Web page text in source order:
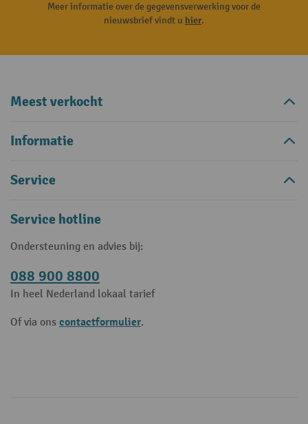
Meer informatie over de gegevensverwerking voor de
nieuwsbrief vindt u hier.
Meest verkocht
Informatie
Service
Service hotline
Ondersteuning en advies bij:
088 900 8800
In heel Nederland lokaal tarief
Of via ons contactformulier.